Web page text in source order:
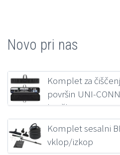
Novo pri nas
Komplet za
površin UNI-
kovčku FILMOP
207,00€z DDV
Komplet sesalni
vklop/izkop